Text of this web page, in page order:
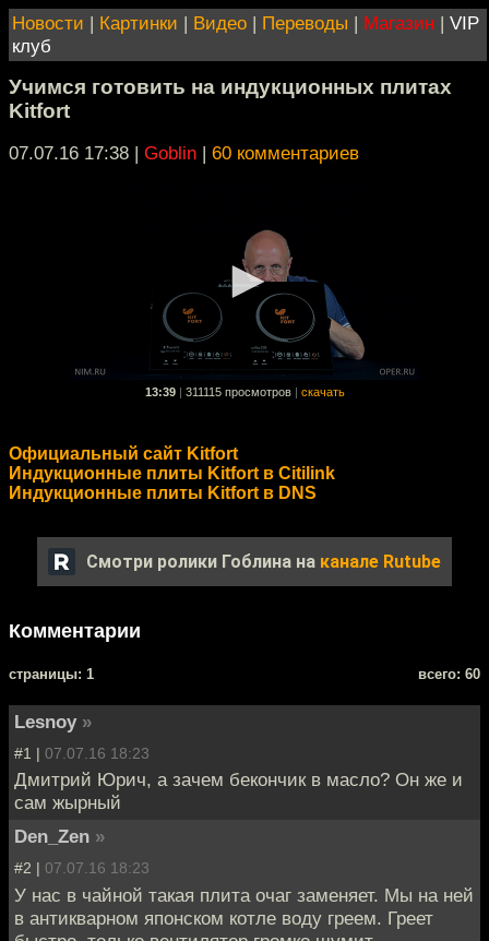
Новости | Картинки | Видео | Переводы | Магазин | VIP
клуб
Учимся готовить на индукционных плитах
Kitfort
07.07.16 17:38 | Goblin | 60 комментариев
13:39 311115 просмотров скачать
Официальный сайт Kitfort
Индукционные плиты Kitfort в Citilink
Индукционные плиты Kitfort в DNS
Смотри ролики Гоблина на канале Rutube
Комментарии
cтраницы: 1 всего: 60
Lesnoy »
#1 | 07.07.16 18:23
Дмитрий Юрич, а зачем бекончик в масло? Он же и
сам жырный
Den_Zen »
#2 | 07.07.16 18:23
У нас в чайной такая плита очаг заменяет. Мы на ней
в антикварном японском котле воду греем. Греет